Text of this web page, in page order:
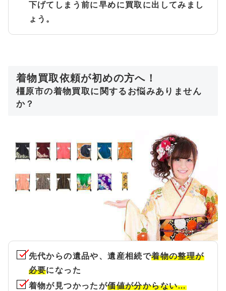
下げてしまう前に早めに買取に出してみまし
ょう。
着物買取依頼が初めの方へ！
橿原市の着物買取に関するお悩みありません
か？
先代からの遺品や、遺産相続で着物の整理が
必要になった
着物が見つかったが価値が分からない…